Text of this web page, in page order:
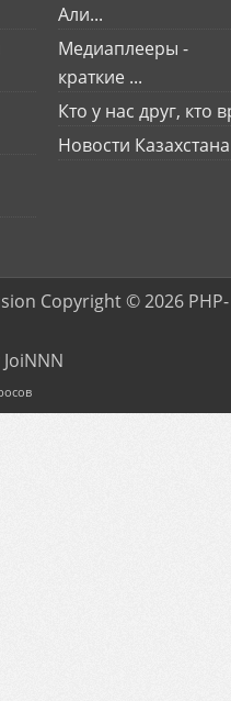
Али...
Медиаплееры -
краткие ...
Кто у нас друг, кто
Новости Казахстана
Copyright © 2026 PHP-